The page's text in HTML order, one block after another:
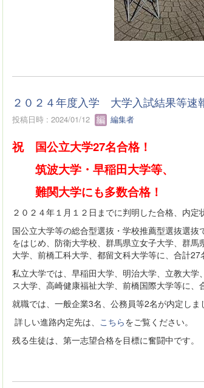
２０２４年度入学 大学入試結果等速
投稿日時 : 2024/01/12 編集者
祝 国公立大学27名合格！
筑波大学・早稲田大学等、
難関大学にも多数合格！
２０２４年１月１２日までに判明した合格、内定
国公立大学等の総合型選抜・学校推薦型選抜選抜
をはじめ、防衛大学校、群馬県立女子大学、群
大学、前橋工科大学、都留文科大学等に、合計27
私立大学では、早稲田大学、明治大学、立教大学
ス大学、高崎健康福祉大学、前橋国際大学等に、
就職では、一般企業3名、公務員等2名が内定しま
詳しい進路内定先は、 こちらをご覧ください。
残る生徒は、第一志望合格を目標に奮闘中です。